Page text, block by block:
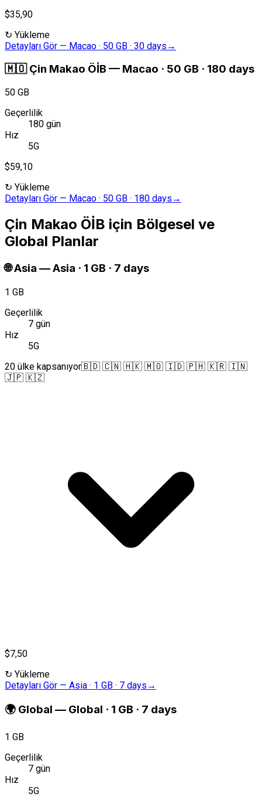
$35,90
↻ Yükleme
Detayları Gör — Macao · 50 GB · 30 days →
🇲🇴 Çin Makao ÖİB — Macao · 50 GB · 180 days
50 GB
Geçerlilik
180 gün
Hız
5G
$59,10
↻ Yükleme
Detayları Gör — Macao · 50 GB · 180 days →
Çin Makao ÖİB için Bölgesel ve
Global Planlar
🌐Asia —Asia · 1 GB · 7 days
1 GB
Geçerlilik
7 gün
Hız
5G
20 ülke kapsanıyor🇧🇩 🇨🇳 🇭🇰 🇲🇴 🇮🇩 🇵🇭 🇰🇷 🇮🇳
🇯🇵 🇰🇿
$7,50
↻ Yükleme
Detayları Gör — Asia · 1 GB · 7 days →
🌍 Global — Global · 1 GB · 7 days
1 GB
Geçerlilik
7 gün
Hız
5G